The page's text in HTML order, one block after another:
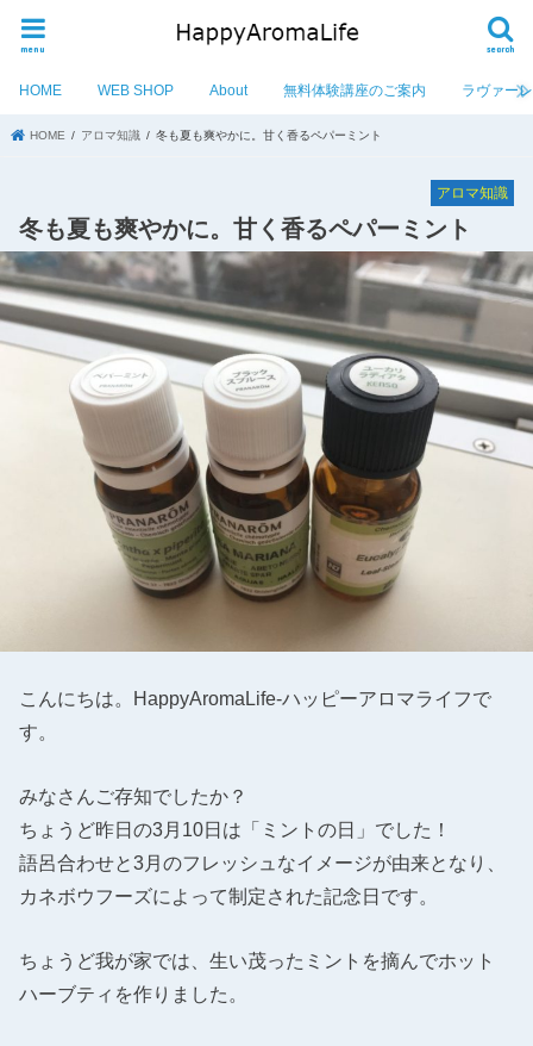
search
menu
HOME WEB SHOP About 無料体験講座のご案内 ラヴァーレ
HOME アロマ知識 冬も夏も爽やかに。甘く香るペパーミント
アロマ知識
冬も夏も爽やかに。甘く香るペパーミント
こんにちは。HappyAromaLife-ハッピーアロマライフで
す。
みなさんご存知でしたか？
ちょうど昨日の3月10日は「ミントの日」でした！
語呂合わせと3月のフレッシュなイメージが由来となり、
カネボウフーズによって制定された記念日です。
ちょうど我が家では、生い茂ったミントを摘んでホット
ハーブティを作りました。